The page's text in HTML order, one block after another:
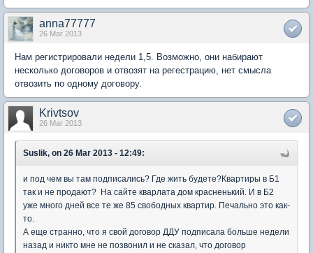
anna77777
26 Mar 2013
Нам регистрировали недели 1,5. Возможно, они набирают
несколько договоров и отвозят на регестрацию, нет смысла
отвозить по одному договору.
Krivtsov
26 Mar 2013
Suslik, on 26 Mar 2013 - 12:49:
и под чем вы там подписались? Где жить будете?Квартиры в Б1
так и не продают? На сайте кварлата дом красненький. И в Б2
уже много дней все те же 85 свободных квартир. Печально это как-
то.
А еще странно, что я свой договор ДДУ подписала больше недели
назад и никто мне не позвонил и не сказал, что договор